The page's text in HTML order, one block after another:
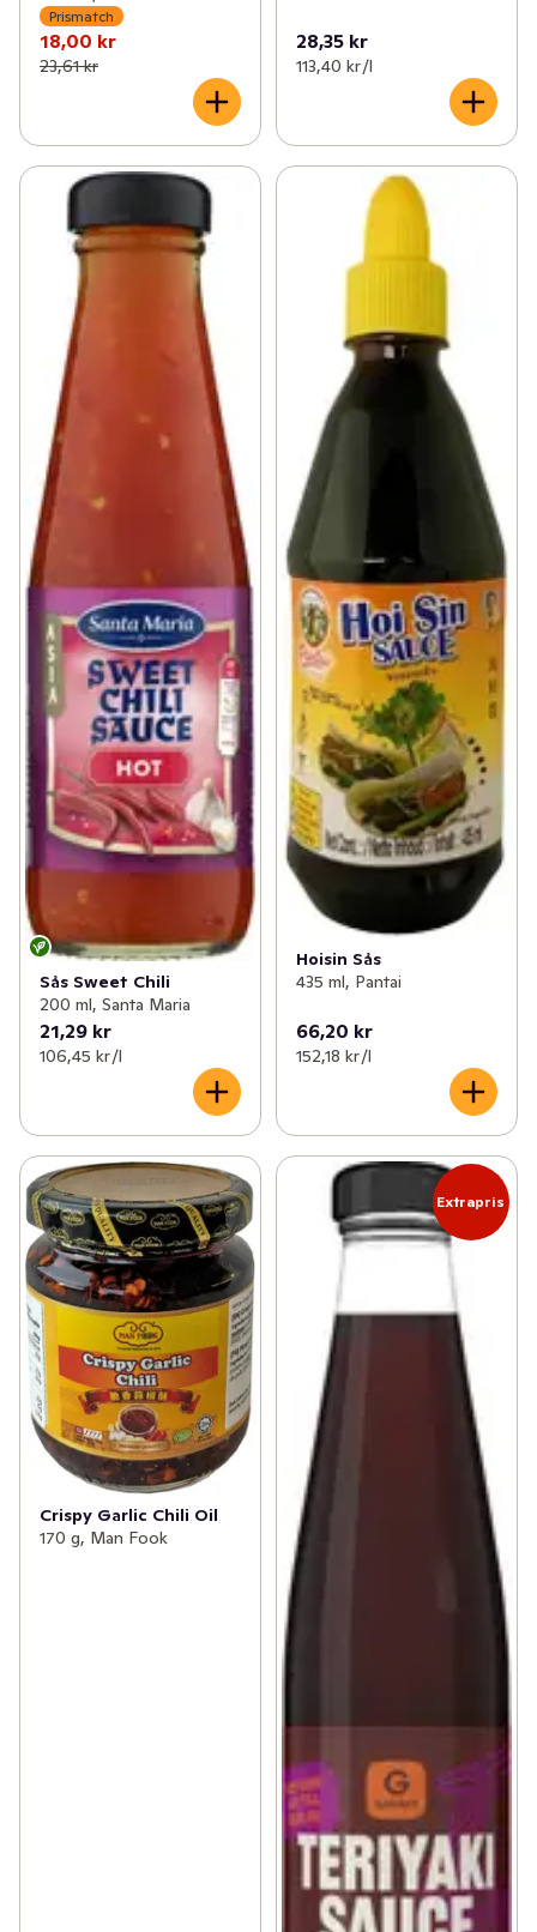
Prismatch
18,00 kr
23,61 kr
28,35 kr
113,40 kr /l
Sås Sweet Chili
200 ml, Santa Maria
21,29 kr
106,45 kr /l
Hoisin Sås
435 ml, Pantai
66,20 kr
152,18 kr /l
Crispy Garlic Chili Oil
170 g, Man Fook
Extrapris